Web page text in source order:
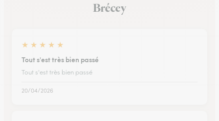
Brécey
★ ★ ★ ★ ★
Tout s'est très bien passé
Tout s'est très bien passé
20/04/2026